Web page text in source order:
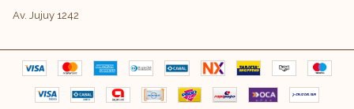
Av. Jujuy 1242